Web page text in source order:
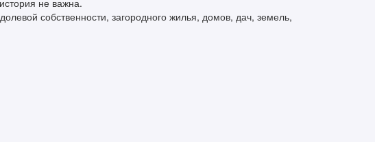
не важна.
собственности, загородного жилья, домов, дач, земель,